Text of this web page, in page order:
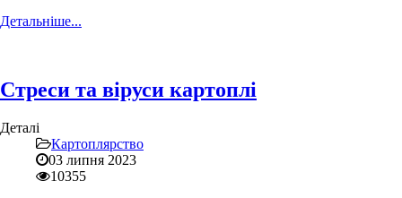
Детальніше...
Стреси та віруси картоплі
Деталі
Картоплярство
03 липня 2023
10355